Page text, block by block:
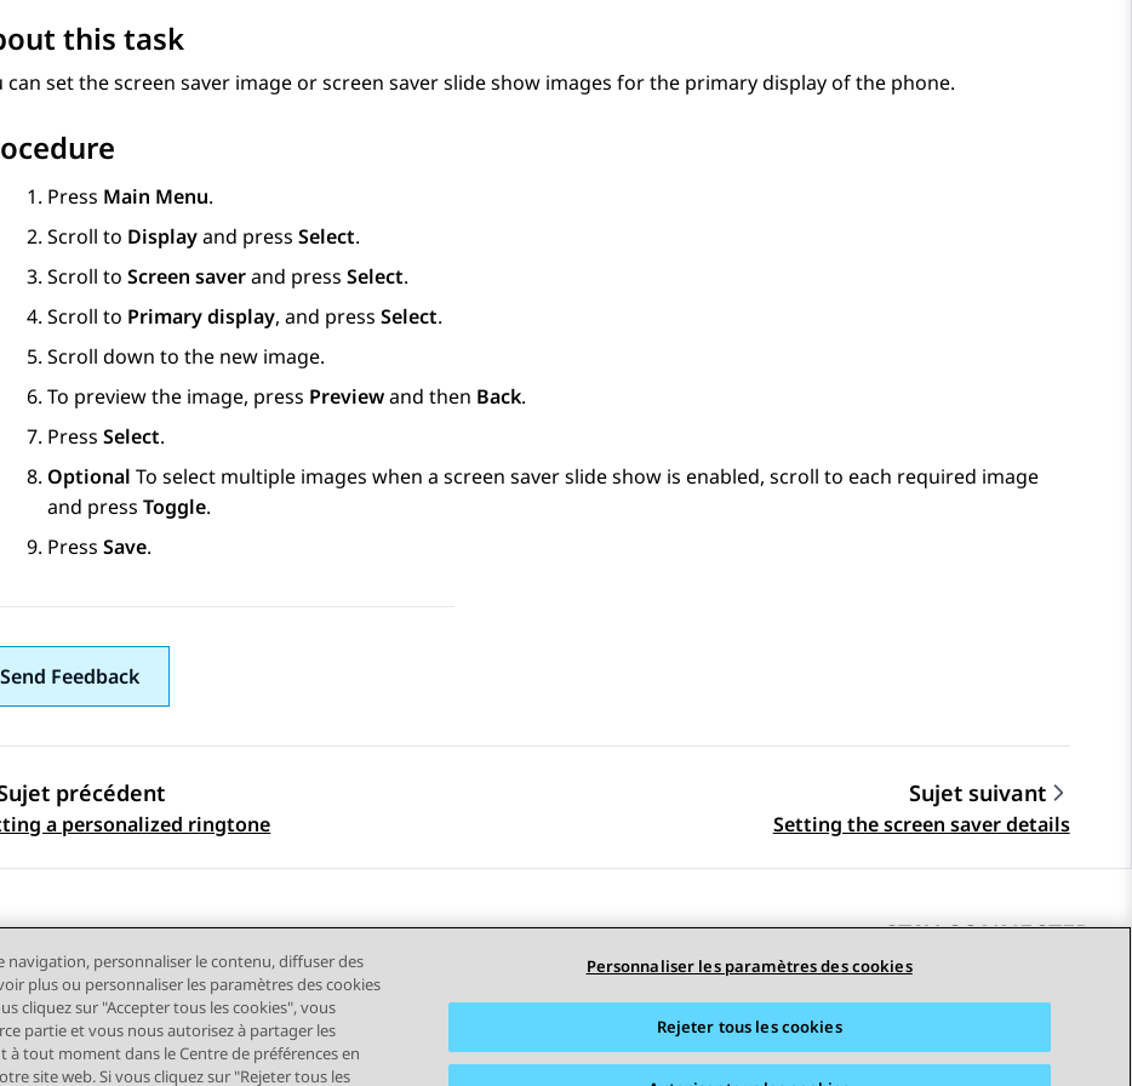
this task
can set the screen saver image or screen saver slide show images for the primary display of the phone.
Press Main Menu.
Scroll to Displayand press Select.
Scroll to Screen saverand press Select.
Scroll to Primary display, and press Select.
Scroll down to the new image.
To preview the image, press Previewand then Back.
Press Select.
Optional To select multiple images when a screen saver slide show is enabled, scroll to each required image
and press Toggle.
Press Save.
Send Feedback
par sujet
précédent
a personalized ringtone
Sujet suivant
Setting the screen saver details
STAY CONNECTED
d'utilisation Confidentialité Politique de cookies Marques commerciales Accessibilité © 2026 Avaya LLC
navigation, personnaliser le contenu, diffuser des
plus ou personnaliser les paramètres des cookies
cliquez sur "Accepter tous les cookies", vous
partie et vous nous autorisez à partager les
tout moment dans le Centre de préférences en
site web. Si vous cliquez sur "Rejeter tous les
Personnaliser les paramètres des cookies
Rejeter tous les cookies